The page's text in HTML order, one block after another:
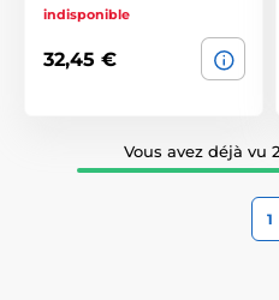
indisponible
32,45 €
Vous avez déjà vu
1